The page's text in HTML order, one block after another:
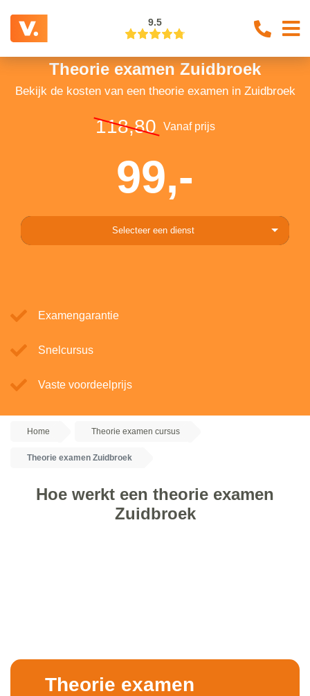
9.5
Theorie examen Zuidbroek
Bekijk de kosten van een theorie examen in Zuidbroek
118,80 Vanaf prijs
99,-
Selecteer een dienst
Examengarantie
Snelcursus
Vaste voordeelprijs
Home Theorie examen cursus
Theorie examen Zuidbroek
Hoe werkt een theorie examen
Zuidbroek
Theorie examen